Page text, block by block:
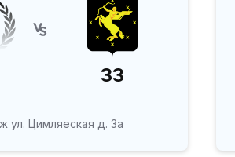
33
ул. Цимляеская д. 3а